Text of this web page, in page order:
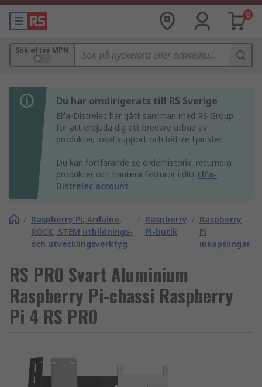
0
Sök efter MPN
Du har omdirigerats till RS Sverige
Elfa-Distrelec har gått samman med RS Group
för att erbjuda dig ett bredare utbud av
produkter, lokal support och bättre tjänster.
Du kan fortfarande se orderhistorik, returnera
produkter och hantera fakturor i ditt Elfa-
Distrelec account
/ Raspberry Pi, Arduino,
ROCK, STEM utbildnings-
och utvecklingsverktyg
/ Raspberry
Pi-butik
/ Raspberry
Pi
inkapslingar
RS PRO Svart Aluminium
Raspberry Pi-chassi Raspberry
Pi 4 RS PRO